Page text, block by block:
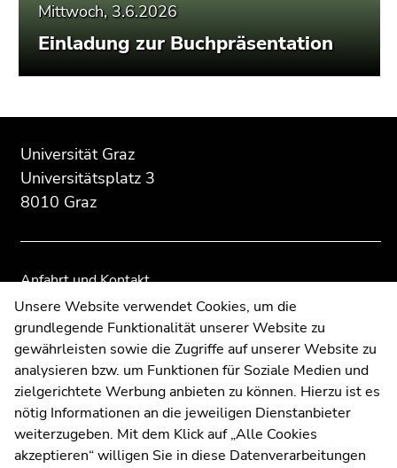
Mittwoch, 3.6.2026
Einladung zur Buchpräsentation
des
Seitenbereichs:
Zusatzinformationen:
Universität Graz
Universitätsplatz 3
8010 Graz
Anfahrt und Kontakt
Kommunikation und Öffentlichkeitsarbeit
Moodle
UNIGRAZonline
Impressum
Datenschutzerklärung
Cookie-Einstellungen
Barrierefreiheitserklärung
dieses
Seitenbereichs.
Übersicht
dieses
Seitenbereichs.
Übersicht
Unsere Website verwendet Cookies, um die
grundlegende Funktionalität unserer Website zu
gewährleisten sowie die Zugriffe auf unserer Website zu
analysieren bzw. um Funktionen für Soziale Medien und
zielgerichtete Werbung anbieten zu können. Hierzu ist es
nötig Informationen an die jeweiligen Dienstanbieter
weiterzugeben. Mit dem Klick auf „Alle Cookies
akzeptieren“ willigen Sie in diese Datenverarbeitungen